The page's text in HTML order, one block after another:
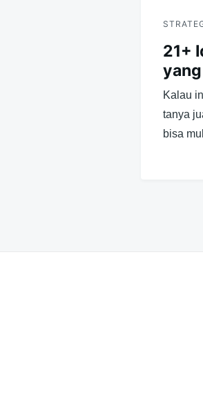
21+
Kalau
tanya
bisa